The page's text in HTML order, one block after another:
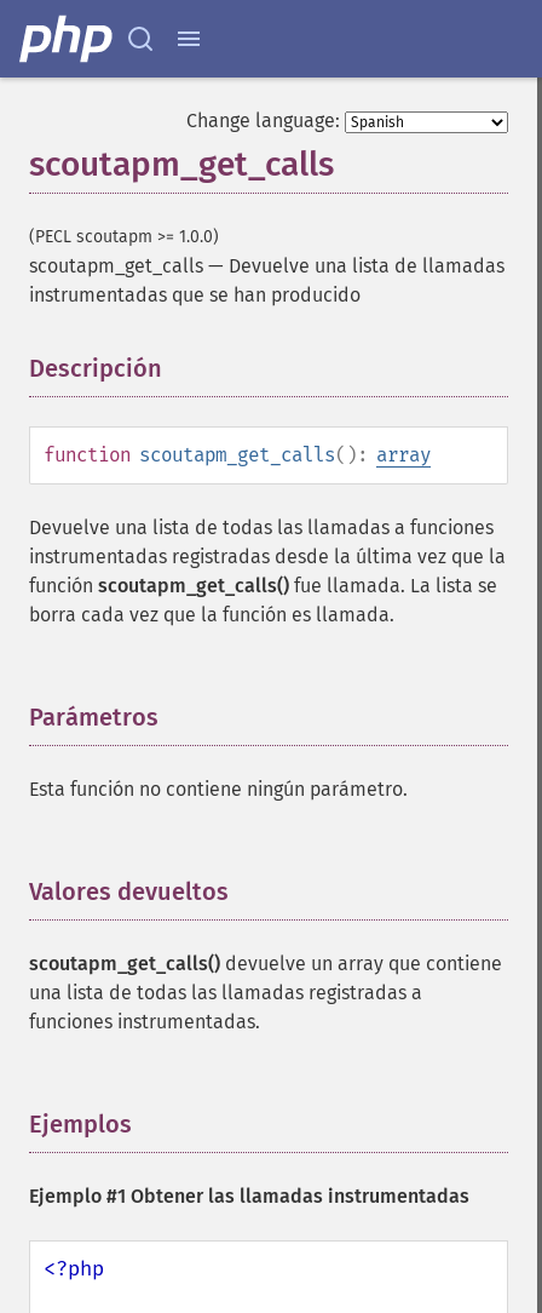
Change language:
scoutapm_get_calls
(PECL scoutapm >= 1.0.0)
scoutapm_get_calls — Devuelve una lista de llamadas
instrumentadas que se han producido
Descripción
function scoutapm_get_calls(): array
Devuelve una lista de todas las llamadas a funciones
instrumentadas registradas desde la última vez que la
función scoutapm_get_calls() fue llamada. La lista se
borra cada vez que la función es llamada.
Parámetros
Esta función no contiene ningún parámetro.
Valores devueltos
scoutapm_get_calls() devuelve un array que contiene
una lista de todas las llamadas registradas a
funciones instrumentadas.
Ejemplos
Ejemplo #1 Obtener las llamadas instrumentadas
<?php